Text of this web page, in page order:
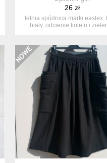
26 zł
letnia spódnica marki eastex.
biały, odcienie fioletu i